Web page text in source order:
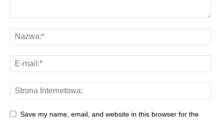
Save my name, email, and website in this browser for the